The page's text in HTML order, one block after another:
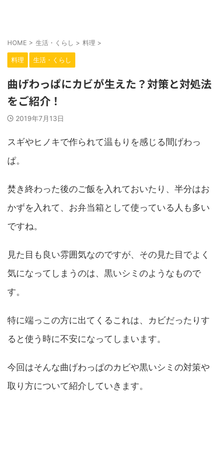
HOME > 生活・くらし > 料理 >
料理 生活・くらし
曲げわっぱにカビが生えた？対策と対処法
をご紹介！
2019年7月13日
スギやヒノキで作られて温もりを感じる間げわっ
ぱ。
焚き終わった後のご飯を入れておいたり、半分はお
かずを入れて、お弁当箱として使っている人も多い
ですね。
見た目も良い雰囲気なのですが、その見た目でよく
気になってしまうのは、黒いシミのようなもので
す。
特に端っこの方に出てくるこれは、カビだったりす
ると使う時に不安になってしまいます。
今回はそんな曲げわっぱのカビや黒いシミの対策や
取り方について紹介していきます。